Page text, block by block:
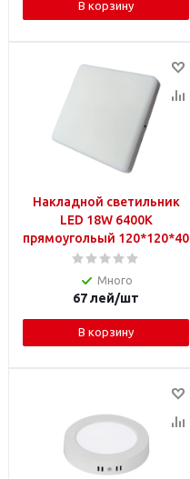
В корзину
Накладной светильник
LED 18W 6400K
прямоугольый 120*120*40
Много
67лей/шт
В корзину